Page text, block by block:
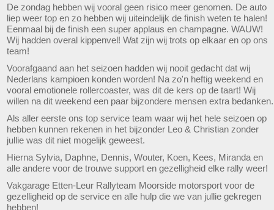
De zondag hebben wij vooral geen risico meer genomen. De auto
liep weer top en zo hebben wij uiteindelijk de finish weten te halen!
Eenmaal bij de finish een super applaus en champagne. WAUW!
Wij hadden overal kippenvel! Wat zijn wij trots op elkaar en op ons
team!
Voorafgaand aan het seizoen hadden wij nooit gedacht dat wij
Nederlans kampioen konden worden! Na zo'n heftig weekend en
vooral emotionele rollercoaster, was dit de kers op de taart! Wij
willen na dit weekend een paar bijzondere mensen extra bedanken.
Als aller eerste ons top service team waar wij het hele seizoen op
hebben kunnen rekenen in het bijzonder Leo & Christian zonder
jullie was dit niet mogelijk geweest.
Hierna Sylvia, Daphne, Dennis, Wouter, Koen, Kees, Miranda en
alle andere voor de trouwe support en gezelligheid elke rally weer!
Vakgarage Etten-Leur Rallyteam Moorside motorsport voor de
gezelligheid op de service en alle hulp die we van jullie gekregen
hebben!